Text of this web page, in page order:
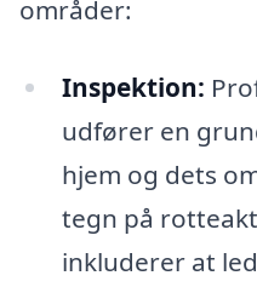
områder:
Inspektion:
udfører en
hjem og dets
tegn på
inkluderer at